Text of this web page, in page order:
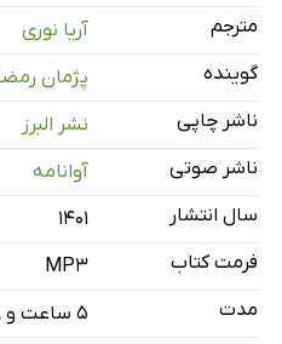
فصل دوم: چگونه بنویسیم؟
فصل سوم: فهرست خرید
فصل چهارم: مصاحبه با یک
فصل پنجم: راوی داستان
مترجم
آریا نوری
گوینده
پژمان
ناشر چاپی
نشر البرز
ناشر صوتی
آوانامه
سال انتشار
۱۴۰۱
فرمت کتاب
MP3
مدت
۵ ساعت و ۴۸ دقیقه